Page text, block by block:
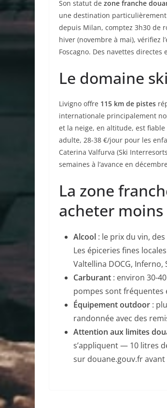
Son statut de zone franche
une destination
depuis Milan, comptez 3h30 de
hiver (novembre à mai), vérifiez
Foscagno. Des navettes
Le domaine
Livigno offre 115 km de pistes
internationale principalement
et la neige, en altitude, est
adulte, 28-38 €/jour pour les
Caterina Valfurva (Ski
semaines à l’avance en
La zone
acheter
Alcool : le prix du vin,
Les épiceries fines
Valtellina DOCG, Inferno,
Carburant : environ 30-
pompes sont fréquentes
Équipement outdoor :
randonnée avec des
Attention aux limites
s’appliquent — 10 litres
sur douane.gouv.fr